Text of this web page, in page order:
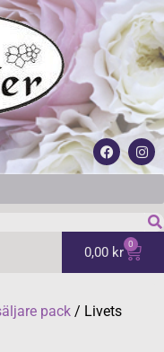
0,00 kr 0
pack / Livets